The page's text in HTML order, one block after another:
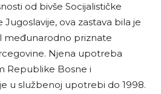
od bivše Socijalističke
ova zastava bila je
međunarodno priznate
Njena upotreba
Republike Bosne i
u službenoj upotrebi do 1998.